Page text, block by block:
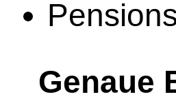
Genaue